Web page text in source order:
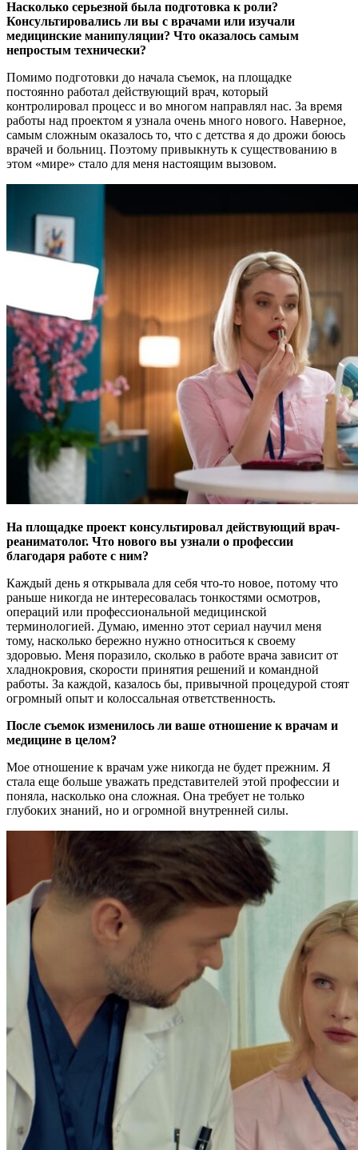
Насколько серьезной была подготовка к роли?
Консультировались ли вы с врачами или изучали
медицинские манипуляции? Что оказалось самым
непростым технически?
Помимо подготовки до начала съемок, на площадке
постоянно работал действующий врач, который
контролировал процесс и во многом направлял нас. За время
работы над проектом я узнала очень много нового. Наверное,
самым сложным оказалось то, что с детства я до дрожи боюсь
врачей и больниц. Поэтому привыкнуть к существованию в
этом «мире» стало для меня настоящим вызовом.
На площадке проект консультировал действующий врач-
реаниматолог. Что нового вы узнали о профессии
благодаря работе с ним?
Каждый день я открывала для себя что-то новое, потому что
раньше никогда не интересовалась тонкостями осмотров,
операций или профессиональной медицинской
терминологией. Думаю, именно этот сериал научил меня
тому, насколько бережно нужно относиться к своему
здоровью. Меня поразило, сколько в работе врача зависит от
хладнокровия, скорости принятия решений и командной
работы. За каждой, казалось бы, привычной процедурой стоят
огромный опыт и колоссальная ответственность.
После съемок изменилось ли ваше отношение к врачам и
медицине в целом?
Мое отношение к врачам уже никогда не будет прежним. Я
стала еще больше уважать представителей этой профессии и
поняла, насколько она сложная. Она требует не только
глубоких знаний, но и огромной внутренней силы.